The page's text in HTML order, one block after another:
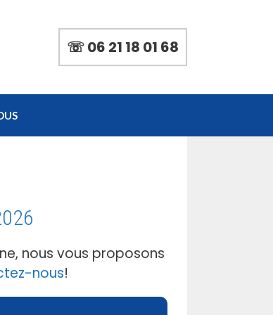
☏ 06 21 18 01 68
nous vous proposons
nous!